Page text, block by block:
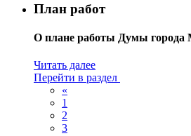
План работ
О плане работы Думы города
Читать далее
Перейти в раздел
«
1
2
3